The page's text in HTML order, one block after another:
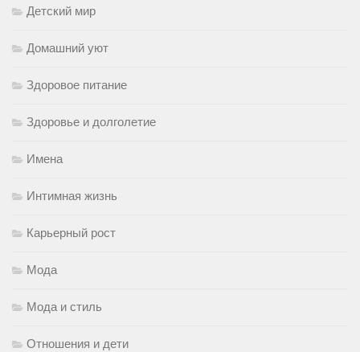
Детский мир
Домашний уют
Здоровое питание
Здоровье и долголетие
Имена
Интимная жизнь
Карьерный рост
Мода
Мода и стиль
Отношения и дети